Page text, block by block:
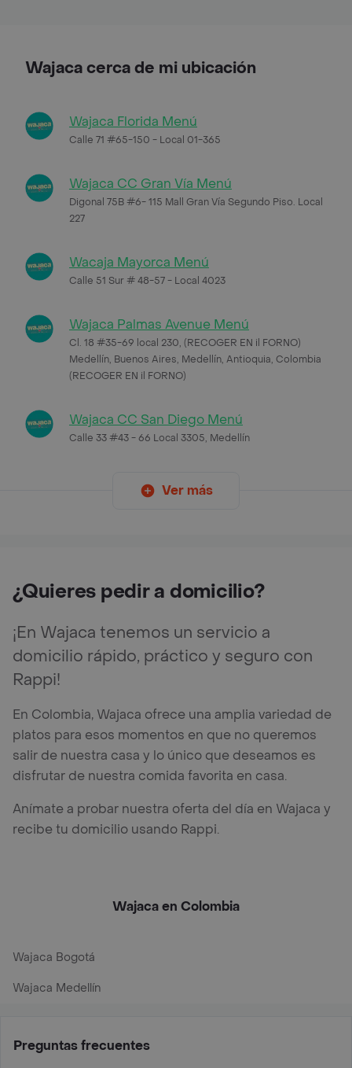
Wajaca cerca de mi ubicación
Wajaca Florida Menú
Calle 71 #65-150 - Local 01-365
Wajaca CC Gran Vía Menú
Digonal 75B #6- 115 Mall Gran Vía Segundo Piso. Local
227
Wacaja Mayorca Menú
Calle 51 Sur # 48-57 - Local 4023
Wajaca Palmas Avenue Menú
Cl. 18 #35-69 local 230, (RECOGER EN il FORNO)
Medellín, Buenos Aires, Medellín, Antioquia, Colombia
(RECOGER EN il FORNO)
Wajaca CC San Diego Menú
Calle 33 #43 - 66 Local 3305, Medellín
Ver más
¿Quieres pedir a domicilio?
¡En Wajaca tenemos un servicio a
domicilio rápido, práctico y seguro con
Rappi!
En Colombia, Wajaca ofrece una amplia variedad de
platos para esos momentos en que no queremos
salir de nuestra casa y lo único que deseamos es
disfrutar de nuestra comida favorita en casa.
Anímate a probar nuestra oferta del día en Wajaca y
recibe tu domicilio usando Rappi.
Wajaca en Colombia
Wajaca Bogotá
Wajaca Medellín
Preguntas frecuentes